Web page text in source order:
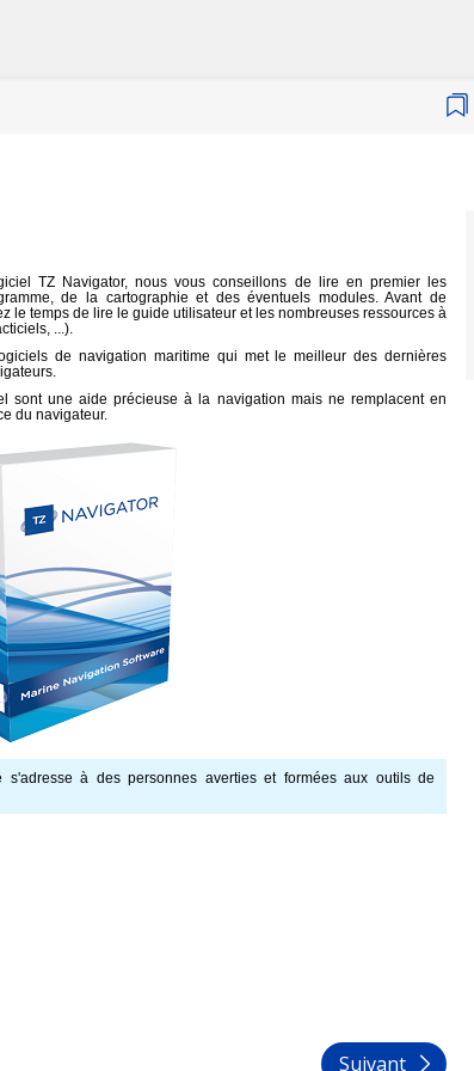
TZ Navigator, nous vous conseillons de lire en premier les
de la cartographie et des éventuels modules. Avant de
le temps de lire le guide utilisateur et les nombreuses ressources à
...).
de navigation maritime qui met le meilleur des dernières
sont une aide précieuse à la navigation mais ne remplacent en
du navigateur.
s'adresse à des personnes averties et formées aux outils de
Suivant